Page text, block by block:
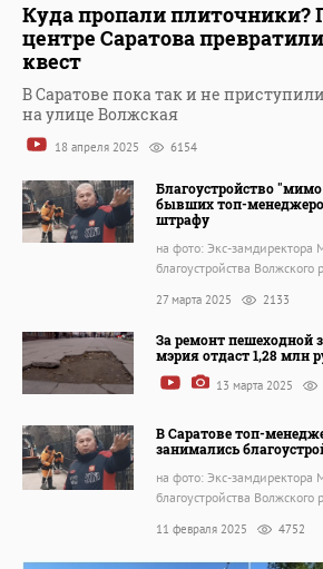
Куда пропали плиточники?
центре Саратова
квест
В Саратове пока так и не
на улице Волжская
18 апреля 2025 6154
Благоустройство
бывших топ-
штрафу
на фото: Экс-замдиректора
благоустройства
27 марта 2025 2133
За ремонт пешеходной
мэрия отдаст 1,28 млн
13 марта 2025
В Саратове топ-
занимались
на фото: Экс-замдиректора
благоустройства
11 февраля 2025 4752